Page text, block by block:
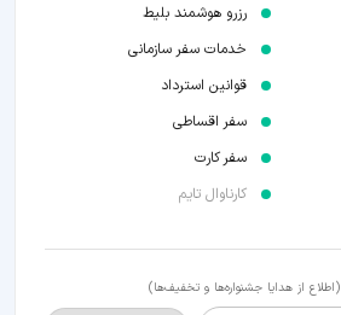
رزرو هوشمند بلیط
خدمات سفر سازمانی
قوانین استرداد
سفر اقساطی
سفر کارت
کارناوال تایم
(اطلاع از هدایا جشنواره‌ها و تخفیف‌ها)